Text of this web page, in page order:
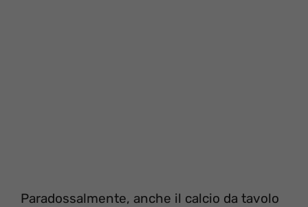
Paradossalmente, anche il calcio da tavolo